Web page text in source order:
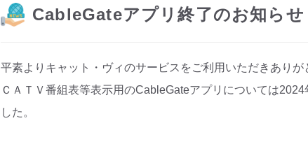
CableGateアプリ終了のお知らせ
平素よりキャット・ヴィのサービスをご利用いただきありが
ＣＡＴＶ番組表等表示用のCableGateアプリについては
した。